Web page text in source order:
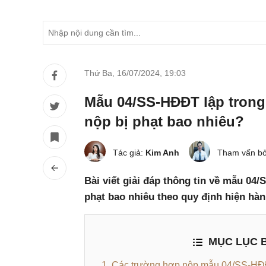
Thứ Ba, 16/07/2024 19:03
Mẫu 04/SS-HĐĐT lập
nộp bị phạt bao nhiêu?
Tác giả: Kim Anh Tham vấn
Bài viết giải đáp thông tin về mẫu 04/
phạt bao nhiêu theo quy định hiện
MỤC LỤC